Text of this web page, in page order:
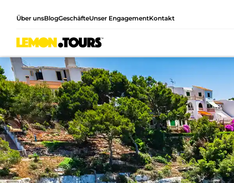
Über unsBlogGeschäfteUnser EngagementKontakt